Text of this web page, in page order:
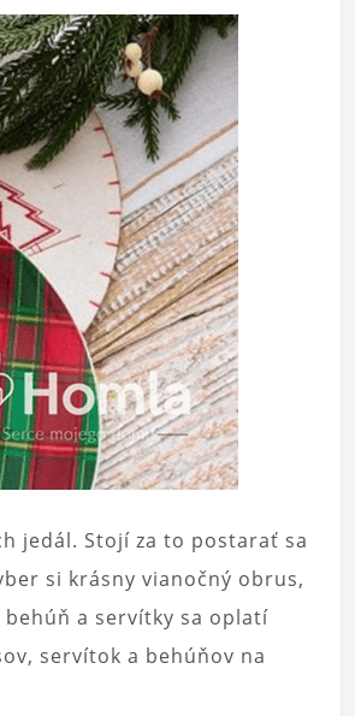
jedál. Stojí za to postarať sa
si krásny vianočný obrus,
a servítky sa oplatí
servítok a behúňov na